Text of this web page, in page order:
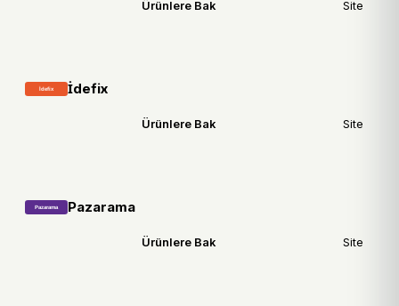
Ürünlere Bak Site
İdefix
Ürünlere Bak Site
Pazarama
Ürünlere Bak Site